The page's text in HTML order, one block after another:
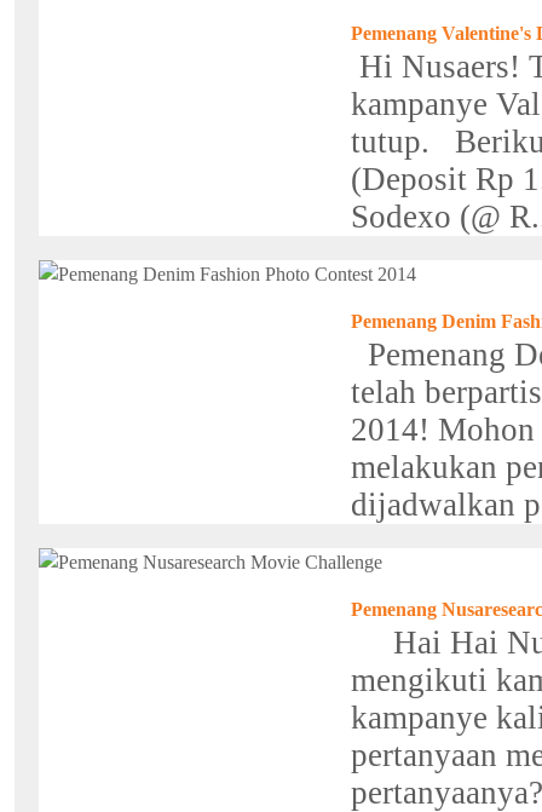
Pemenang Valentine's
Hi Nusaers!
kampanye
tutup.
(Deposit Rp
Sodexo (@
Pemenang Denim
Pemenang
telah
2014! Mohon
melakukan
dijadwalkan
Pemenang
Hai Hai
mengikuti
kampanye
pertanyaan